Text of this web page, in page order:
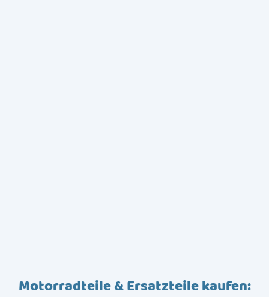
Motorradteile & Ersatzteile kaufen: